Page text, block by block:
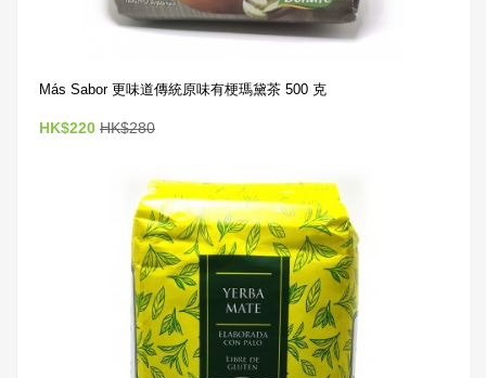
Más Sabor 更味道傳統原味有梗瑪黛茶 500 克
HK$220 HK$280